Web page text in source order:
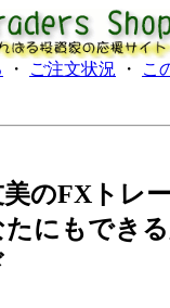
・ ご注文状況 ・ こ
のFXトレ
にもでき